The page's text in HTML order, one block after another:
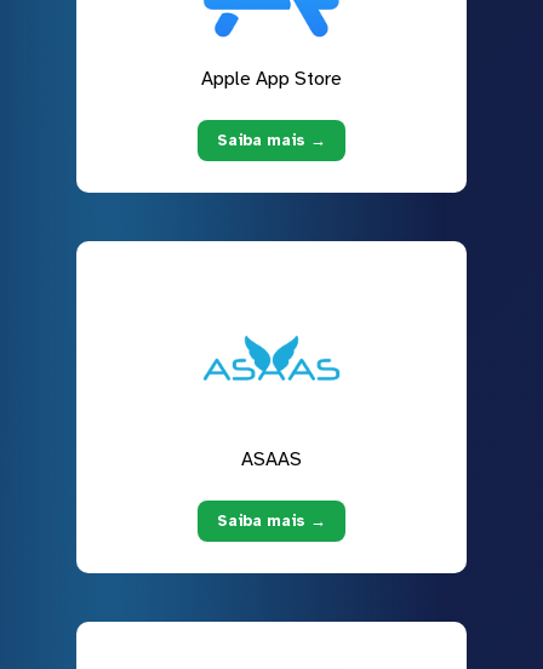
Apple App Store
Saiba mais →
ASAAS
Saiba mais →